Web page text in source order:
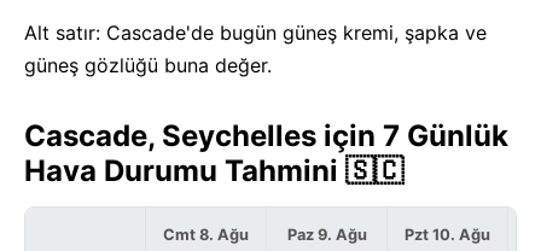
Alt satır: Cascade'de bugün güneş kremi, şapka ve
güneş gözlüğü buna değer.
Cascade, Seychelles için 7 Günlük
Hava Durumu Tahmini 🇸🇨
Cmt 8. Ağu Paz 9. Ağu Pzt 10. Ağu